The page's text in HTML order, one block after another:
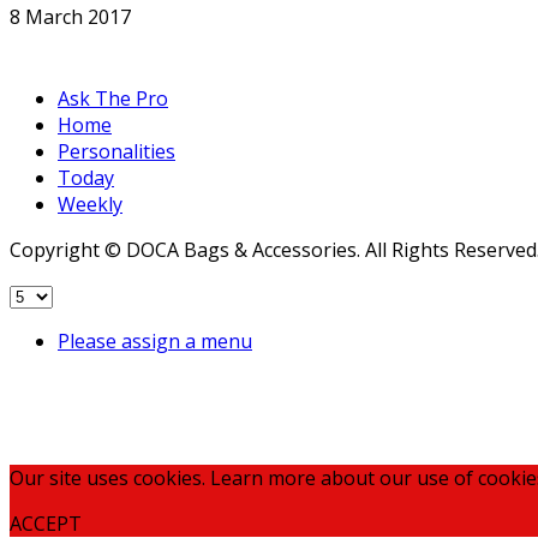
8 March 2017
Ask The Pro
Home
Personalities
Today
Weekly
Copyright © DOCA Bags & Accessories. All Rights Reserved.
Please assign a menu
Our site uses cookies. Learn more about our use of
ACCEPT